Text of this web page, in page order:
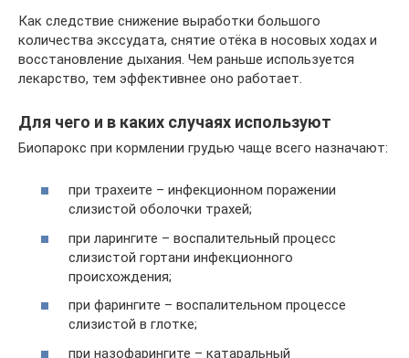
Как следствие снижение выработки большого
количества экссудата, снятие отёка в носовых ходах и
восстановление дыхания. Чем раньше используется
лекарство, тем эффективнее оно работает.
Для чего и в каких случаях используют
Биопарокс при кормлении грудью чаще всего назначают:
при трахеите – инфекционном поражении
слизистой оболочки трахей;
при ларингите – воспалительный процесс
слизистой гортани инфекционного
происхождения;
при фарингите – воспалительном процессе
слизистой в глотке;
при назофарингите – катаральный